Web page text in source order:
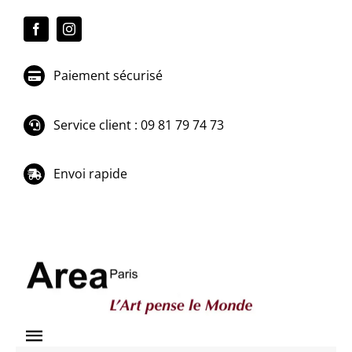
Paiement sécurisé
Service client : 09 81 79 74 73
Envoi rapide